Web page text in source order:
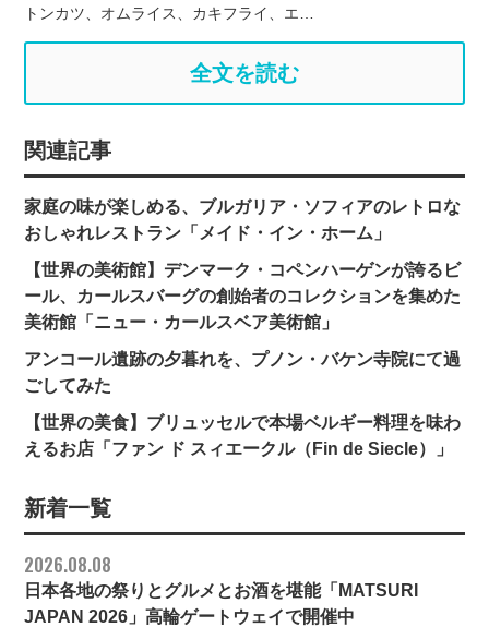
トンカツ、オムライス、カキフライ、エ…
全文を読む
関連記事
家庭の味が楽しめる、ブルガリア・ソフィアのレトロな
おしゃれレストラン「メイド・イン・ホーム」
【世界の美術館】デンマーク・コペンハーゲンが誇るビ
ール、カールスバーグの創始者のコレクションを集めた
美術館「ニュー・カールスベア美術館」
アンコール遺跡の夕暮れを、プノン・バケン寺院にて過
ごしてみた
【世界の美食】ブリュッセルで本場ベルギー料理を味わ
えるお店「ファン ド スィエークル（Fin de Siecle）」
新着一覧
2026.08.08
日本各地の祭りとグルメとお酒を堪能「MATSURI
JAPAN 2026」高輪ゲートウェイで開催中